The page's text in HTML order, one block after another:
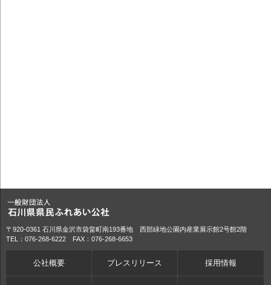
〒920-0361 石川県金沢市袋畠町南193番地 西部緑地公園内産業展示館2号館2階
TEL：076-268-6222 FAX：076-268-6653
公社概要 プレスリリース 採用情報